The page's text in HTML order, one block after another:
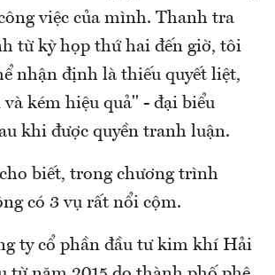
việc của mình. Thanh tra
từ kỳ họp thứ hai đến giờ, tôi
nhận định là thiếu quyết liệt,
kém hiệu quả" - đại biểu
khi được quyền tranh luận.
biết, trong chương trình
có 3 vụ rất nổi cộm.
ty cổ phần đầu tư kim khí Hải